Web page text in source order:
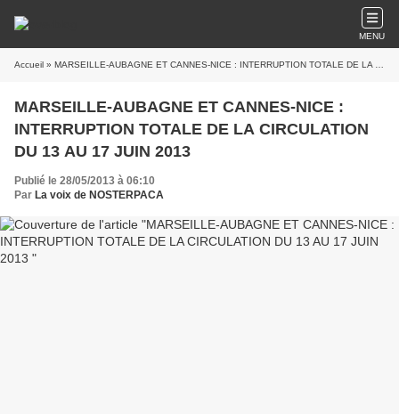
MENU
Accueil » MARSEILLE-AUBAGNE ET CANNES-NICE : INTERRUPTION TOTALE DE LA CIRCULATION DU 13 AU 17 JUIN 2013
MARSEILLE-AUBAGNE ET CANNES-NICE :
INTERRUPTION TOTALE DE LA CIRCULATION
DU 13 AU 17 JUIN 2013
Publié le 28/05/2013 à 06:10
Par La voix de NOSTERPACA